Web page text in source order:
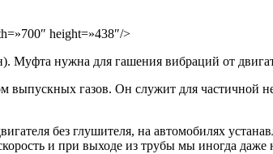
height=»438″/>
нужна для гашения вибраций от
газов. Он служит для частичной
без глушителя, на автомобилях
и при выходе из трубы мы иногда даже